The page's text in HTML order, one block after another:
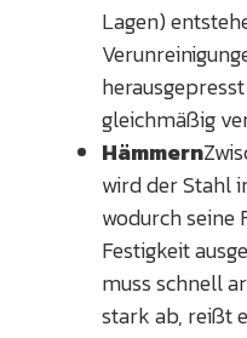
Lagen)
gleichmäßig
Hämmern
wird der Stahl
wodurch
Festigkeit
muss schnell
stark ab, reißt